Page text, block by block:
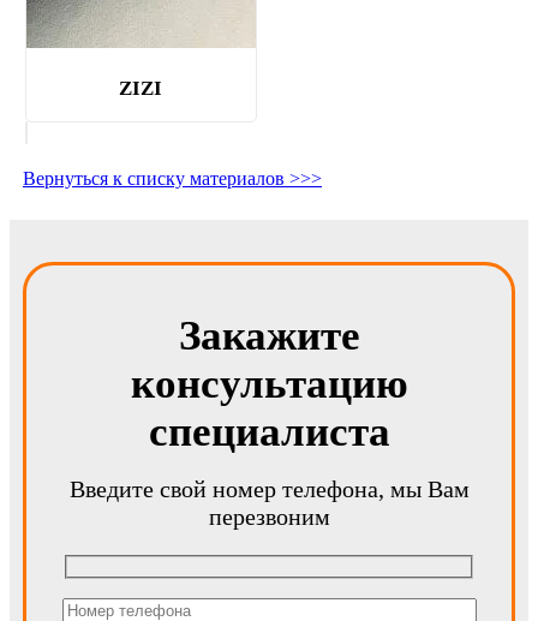
ZIZI
Вернуться к списку материалов >>>
Закажите
консультацию
специалиста
Введите свой номер телефона, мы Вам
перезвоним